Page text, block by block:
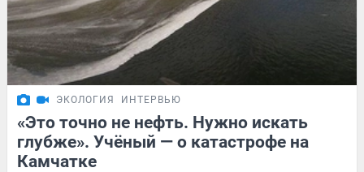
ЭКОЛОГИЯ ИНТЕРВЬЮ
«Это точно не нефть. Нужно искать
глубже». Учёный — о катастрофе на
Камчатке